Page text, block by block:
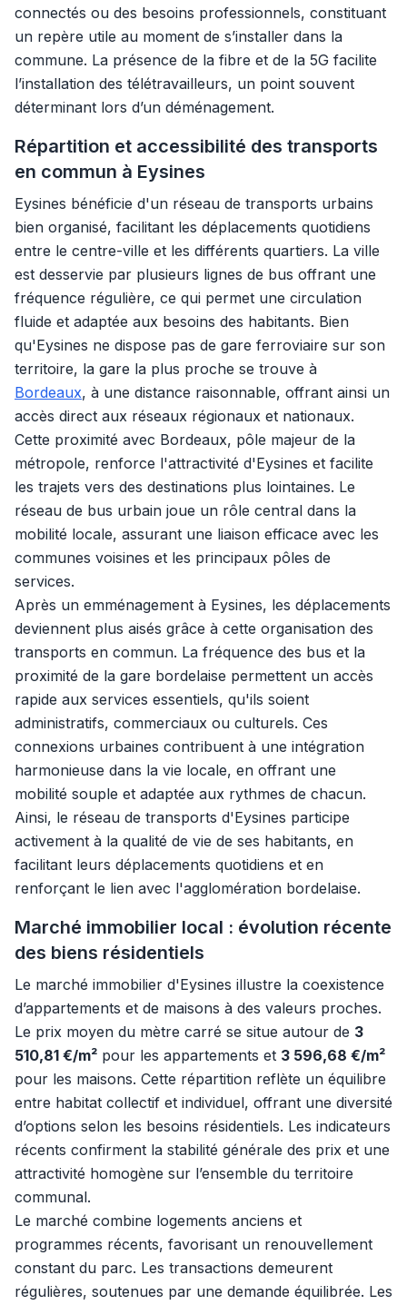
connectés ou des besoins professionnels, constituant
un repère utile au moment de s’installer dans la
commune. La présence de la fibre et de la 5G facilite
l’installation des télétravailleurs, un point souvent
déterminant lors d’un déménagement.
Répartition et accessibilité des transports
en commun à Eysines
Eysines bénéficie d'un réseau de transports urbains
bien organisé, facilitant les déplacements quotidiens
entre le centre-ville et les différents quartiers. La ville
est desservie par plusieurs lignes de bus offrant une
fréquence régulière, ce qui permet une circulation
fluide et adaptée aux besoins des habitants. Bien
qu'Eysines ne dispose pas de gare ferroviaire sur son
territoire, la gare la plus proche se trouve à
Bordeaux, à une distance raisonnable, offrant ainsi un
accès direct aux réseaux régionaux et nationaux.
Cette proximité avec Bordeaux, pôle majeur de la
métropole, renforce l'attractivité d'Eysines et facilite
les trajets vers des destinations plus lointaines. Le
réseau de bus urbain joue un rôle central dans la
mobilité locale, assurant une liaison efficace avec les
communes voisines et les principaux pôles de
services.
Après un emménagement à Eysines, les déplacements
deviennent plus aisés grâce à cette organisation des
transports en commun. La fréquence des bus et la
proximité de la gare bordelaise permettent un accès
rapide aux services essentiels, qu'ils soient
administratifs, commerciaux ou culturels. Ces
connexions urbaines contribuent à une intégration
harmonieuse dans la vie locale, en offrant une
mobilité souple et adaptée aux rythmes de chacun.
Ainsi, le réseau de transports d'Eysines participe
activement à la qualité de vie de ses habitants, en
facilitant leurs déplacements quotidiens et en
renforçant le lien avec l'agglomération bordelaise.
Marché immobilier local : évolution récente
des biens résidentiels
Le marché immobilier d'Eysines illustre la coexistence
d’appartements et de maisons à des valeurs proches.
Le prix moyen du mètre carré se situe autour de 3
510,81 €/m² pour les appartements et 3 596,68 €/m²
pour les maisons. Cette répartition reflète un équilibre
entre habitat collectif et individuel, offrant une diversité
d’options selon les besoins résidentiels. Les indicateurs
récents confirment la stabilité générale des prix et une
attractivité homogène sur l’ensemble du territoire
communal.
Le marché combine logements anciens et
programmes récents, favorisant un renouvellement
constant du parc. Les transactions demeurent
régulières, soutenues par une demande équilibrée. Les